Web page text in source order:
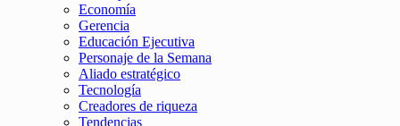
Economía
Gerencia
Educación Ejecutiva
Personaje de la Semana
Aliado estratégico
Tecnología
Creadores de riqueza
Tendencias